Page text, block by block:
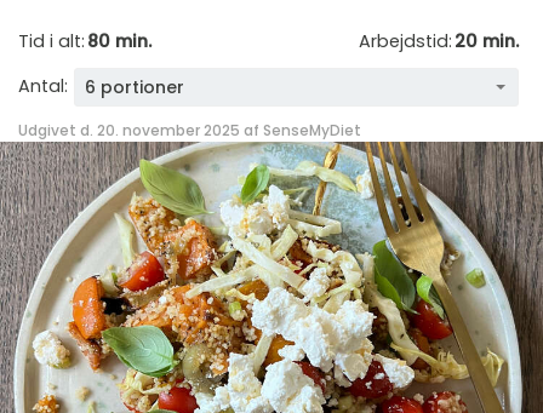
Tid i alt: 80 min. Arbejdstid: 20 min.
Antal:
6 portioner
Udgivet d. 20. november 2025 af SenseMyDiet